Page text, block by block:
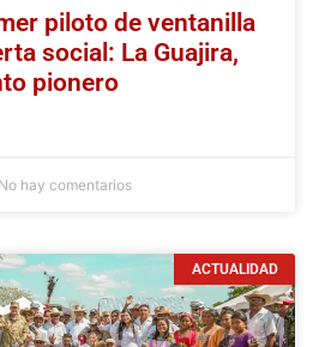
piloto de ventanilla
social: La Guajira,
pionero
No hay comentarios
ACTUALIDAD